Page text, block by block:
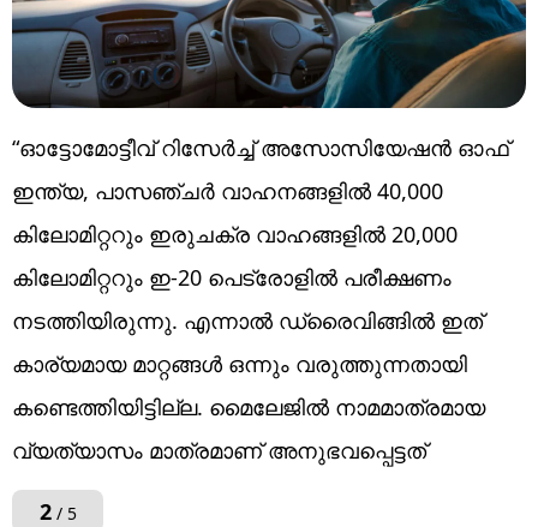
“ഓട്ടോമോട്ടീവ് റിസേർച്ച് അസോസിയേഷൻ ഓഫ്
ഇന്ത്യ, പാസഞ്ചർ വാഹനങ്ങളിൽ 40,000
കിലോമിറ്ററും ഇരുചക്ര വാഹങ്ങളിൽ 20,000
കിലോമിറ്ററും ഇ-20 പെട്രോളിൽ പരീക്ഷണം
നടത്തിയിരുന്നു. എന്നാൽ ഡ്രൈവിങ്ങിൽ ഇത്
കാര്യമായ മാറ്റങ്ങൾ ഒന്നും വരുത്തുന്നതായി
കണ്ടെത്തിയിട്ടില്ല. മൈലേജിൽ നാമമാത്രമായ
വ്യത്യാസം മാത്രമാണ് അനുഭവപ്പെട്ടത്
2/ 5